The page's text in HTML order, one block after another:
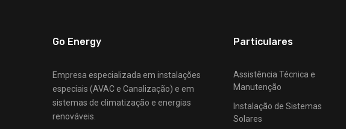
Go Energy
Empresa especializada em instalações
especiais (AVAC e Canalização) e em
sistemas de climatização e energias
renováveis.
Particulares
Assistência Técnica e
Manutenção
Instalação de Sistemas
Solares